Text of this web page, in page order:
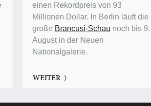
einen Rekordpreis von 93
Millionen Dollar. In Berlin läuft die
große Brancusi-Schau noch bis 9.
August in der Neuen
Nationalgalerie.
WEITER